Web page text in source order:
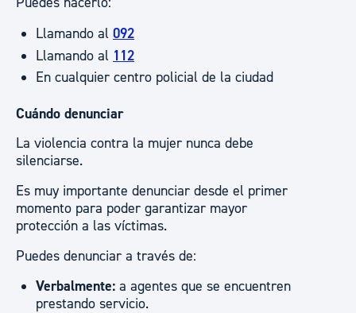
Llamando al 092
Llamando al 112
En cualquier centro policial de la ciudad
Cuándo denunciar
La violencia contra la mujer nunca debe
silenciarse.
Es muy importante denunciar desde el primer
momento para poder garantizar mayor
protección a las víctimas.
Puedes denunciar a través de:
Verbalmente: a agentes que se encuentren
prestando servicio.